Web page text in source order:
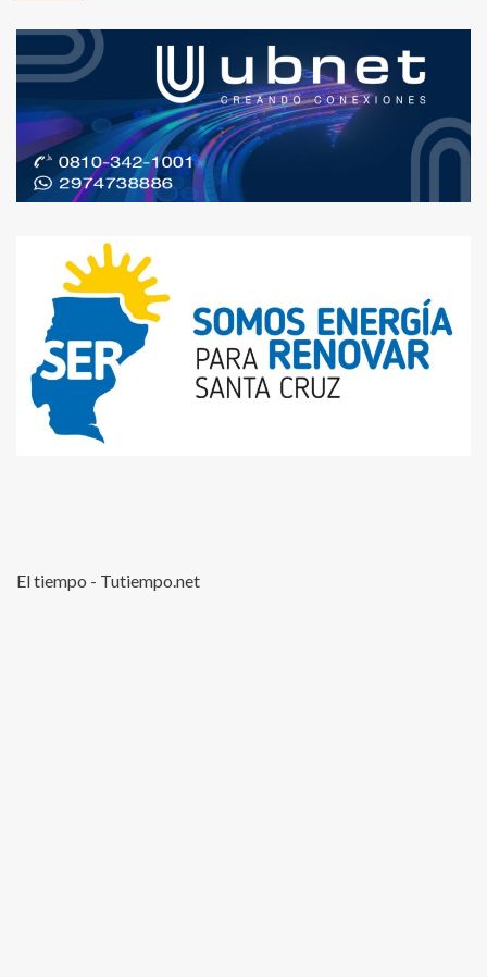
El tiempo - Tutiempo.net